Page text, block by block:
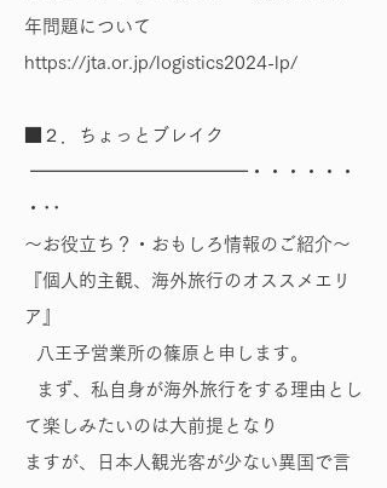
年問題について
https://jta.or.jp/logistics2024-lp/
■２．ちょっとブレイク
━━━━━━━━━━━━・・・・・・
・･･
～お役立ち？・おもしろ情報のご紹介～
『個人的主観、海外旅行のオススメエリ
ア』
八王子営業所の篠原と申します。
まず、私自身が海外旅行をする理由とし
て楽しみたいのは大前提となり
ますが、日本人観光客が少ない異国で言